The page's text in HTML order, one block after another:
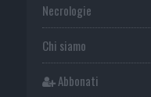
Necrologie
Chi siamo
Abbonati